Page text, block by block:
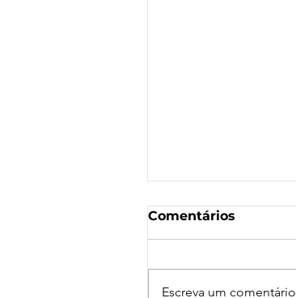
Comentários
Escreva um comentário